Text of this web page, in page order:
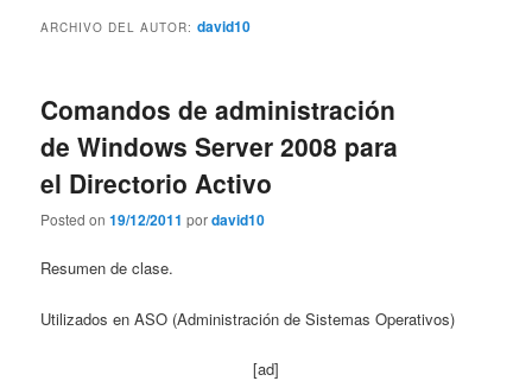
ARCHIVO DEL AUTOR:david10
Comandos de administración
de Windows Server 2008 para
el Directorio Activo
Posted on19/12/2011 pordavid10
Resumen de clase.
Utilizados en ASO (Administración de Sistemas Operativos)
[ad]